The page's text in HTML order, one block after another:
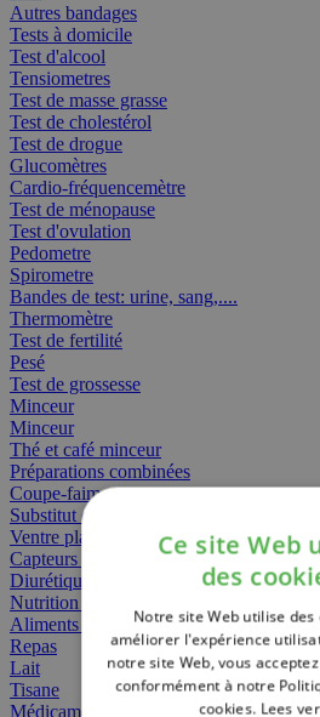
Autres bandages
Tests à domicile
Test d'alcool
Tensiometres
Test de masse grasse
Test de cholestérol
Test de drogue
Glucomètres
Cardio-fréquencemètre
Test de ménopause
Test d'ovulation
Pedometre
Spirometre
Bandes de test: urine, sang,....
Thermomètre
Test de fertilité
Pesé
Test de grossesse
Minceur
Minceur
Thé et café minceur
Préparations combinées
Coupe-faim
Substitut de repas
Ventre plat
Capteurs gras
Diurétiques
Nutrition spécifique
Aliments Bébé
Repas
Lait
Tisane
Médicament
Ce site Web
des
Notre site Web utilise des
améliorer l'expérience
notre site Web, vous
conformément à notre
cookies. Lees